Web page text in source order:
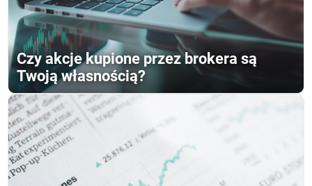
Czy akcje kupione przez brokera są
Twoją własnością?